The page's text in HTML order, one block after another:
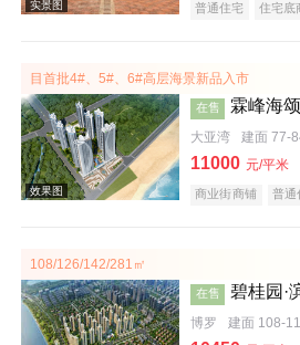
实景图
普通住宅 住宅底
目首批4#、5#、6#高层海景新品入市
在售 霖峰海
大亚湾 建面 77-
11000 元/平米
商业街商铺 普通
108/126/142/281㎡
在售 碧桂园·
博罗 建面 108-